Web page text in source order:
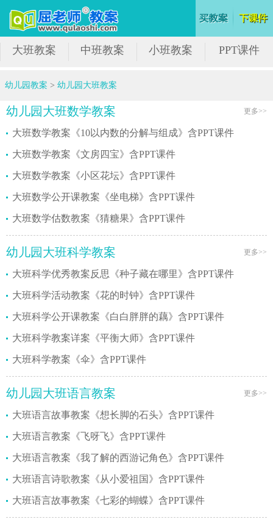
大班教案 中班教案 小班教案 PPT课件
幼儿园教案 >幼儿园大班教案
更多>>
幼儿园大班数学教案
大班数学教案《10以内数的分解与组成》含PPT课件
大班数学教案《文房四宝》含PPT课件
大班数学教案《小区花坛》含PPT课件
大班数学公开课教案《坐电梯》含PPT课件
大班数学估数教案《猜糖果》含PPT课件
更多>>
幼儿园大班科学教案
大班科学优秀教案反思《种子藏在哪里》含PPT课件
大班科学活动教案《花的时钟》含PPT课件
大班科学公开课教案《白白胖胖的藕》含PPT课件
大班科学教案详案《平衡大师》含PPT课件
大班科学教案《伞》含PPT课件
更多>>
幼儿园大班语言教案
大班语言故事教案《想长脚的石头》含PPT课件
大班语言教案《飞呀飞》含PPT课件
大班语言教案《我了解的西游记角色》含PPT课件
大班语言诗歌教案《从小爱祖国》含PPT课件
大班语言故事教案《七彩的蝴蝶》含PPT课件